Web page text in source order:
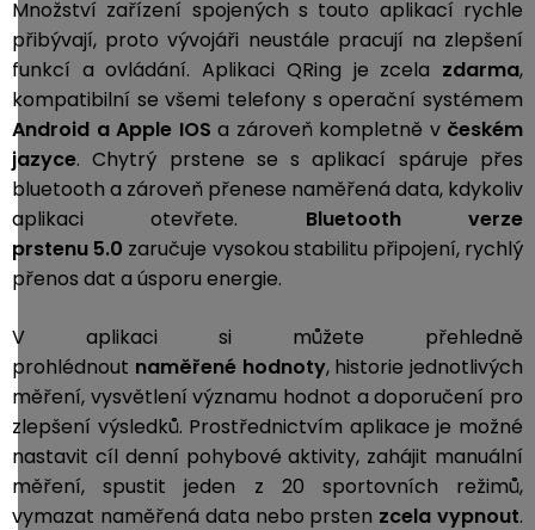
Množství zařízení spojených s touto aplikací rychle
přibývají, proto vývojáři neustále pracují na zlepšení
funkcí a ovládání. Aplikaci QRing je zcela zdarma,
kompatibilní se všemi telefony s operační systémem
Android a Apple IOS a zároveň kompletně v českém
jazyce. Chytrý prstene se s aplikací spáruje přes
bluetooth a zároveň přenese naměřená data, kdykoliv
aplikaci otevřete. Bluetooth verze
prstenu 5.0 zaručuje vysokou stabilitu připojení, rychlý
přenos dat a úsporu energie.
V aplikaci si můžete přehledně
prohlédnout naměřené hodnoty, historie jednotlivých
měření, vysvětlení významu hodnot a doporučení pro
zlepšení výsledků. Prostřednictvím aplikace je možné
nastavit cíl denní pohybové aktivity, zahájit manuální
měření, spustit jeden z 20 sportovních režimů,
vymazat naměřená data nebo prsten zcela vypnout.